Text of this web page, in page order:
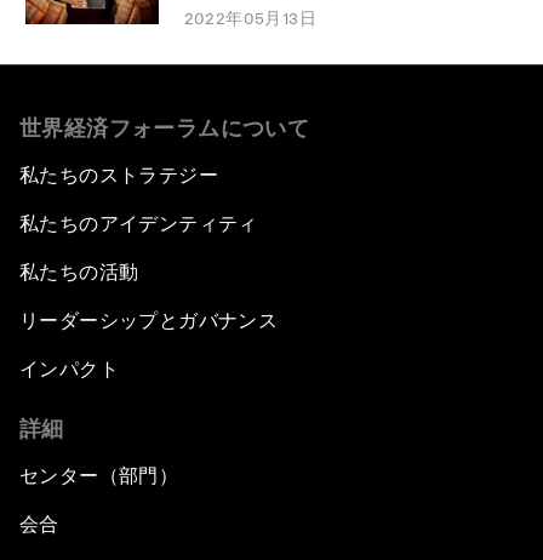
2022年05月13日
世界経済フォーラムについて
私たちのストラテジー
私たちのアイデンティティ
私たちの活動
リーダーシップとガバナンス
インパクト
詳細
センター（部門）
会合